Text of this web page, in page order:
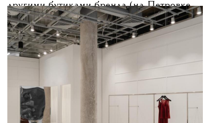
другими бутиками бренда (на Петровке,
в «Афимолле» и петербургской «Галерее»).
В новом пространстве представят линейку
одежды-конструктора Garderobe.